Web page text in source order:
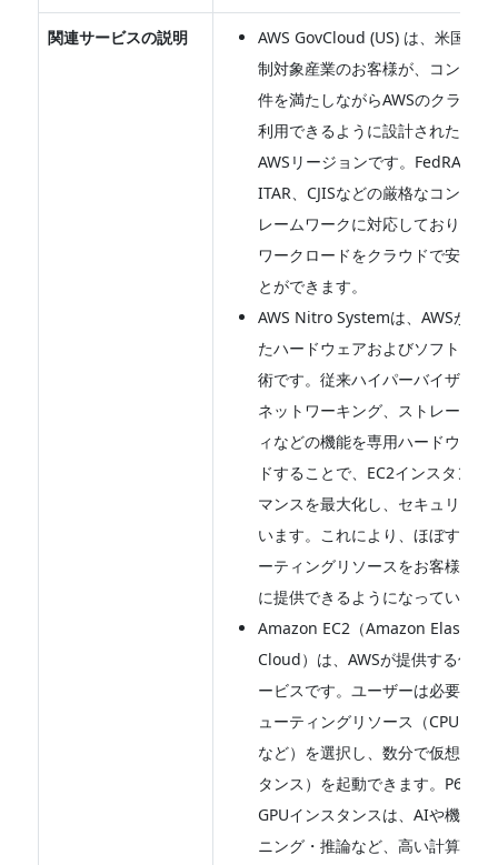
関連サービスの説明
AWS GovCloud (US) は、米国政
制対象産業のお客様が、コンプラ
件を満たしながらAWSのクラウ
利用できるように設計された、隔
AWSリージョンです。FedRAMP
ITAR、CJISなどの厳格なコンプ
レームワークに対応しており、機
ワークロードをクラウドで安全に
とができます。
AWS Nitro Systemは、AWSが独
たハードウェアおよびソフトウェ
術です。従来ハイパーバイザーが
ネットワーキング、ストレージ、
ィなどの機能を専用ハードウェア
ドすることで、EC2インスタンス
マンスを最大化し、セキュリティ
います。これにより、ほぼすべて
ーティングリソースをお客様のワ
に提供できるようになっています
Amazon EC2（Amazon Elastic
Cloud）は、AWSが提供する仮想
ービスです。ユーザーは必要に応
ューティングリソース（CPU、
など）を選択し、数分で仮想マシ
タンス）を起動できます。P6-
GPUインスタンスは、AIや機械学
ニング・推論など、高い計算能力